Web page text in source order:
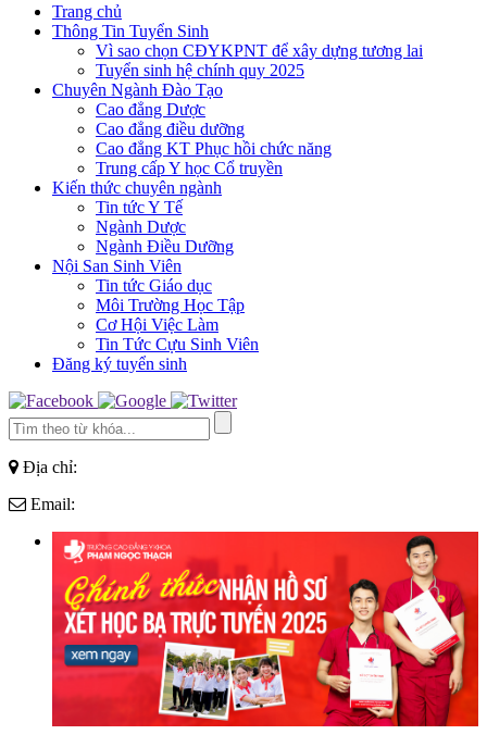
Trang chủ
Thông Tin Tuyển Sinh
Vì sao chọn CĐYKPNT để xây dựng tương lai
Tuyển sinh hệ chính quy 2025
Chuyên Ngành Đào Tạo
Cao đẳng Dược
Cao đẳng điều dưỡng
Cao đẳng KT Phục hồi chức năng
Trung cấp Y học Cổ truyền
Kiến thức chuyên ngành
Tin tức Y Tế
Ngành Dược
Ngành Điều Dưỡng
Nội San Sinh Viên
Tin tức Giáo dục
Môi Trường Học Tập
Cơ Hội Việc Làm
Tin Tức Cựu Sinh Viên
Đăng ký tuyển sinh
Địa chỉ:
Email: